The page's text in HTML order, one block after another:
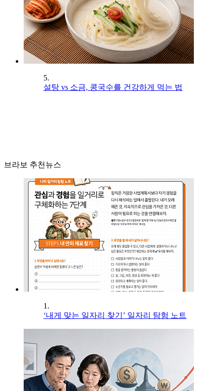
5.
설탕 vs 소금, 콩국수를 건강하게 먹는 법
브라보 추천뉴스
1.
‘내게 맞는 일자리 찾기’ 일자리 탐험 노트